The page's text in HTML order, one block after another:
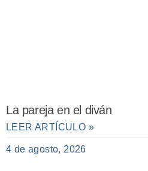
La pareja en el diván
LEER ARTÍCULO »
4 de agosto, 2026